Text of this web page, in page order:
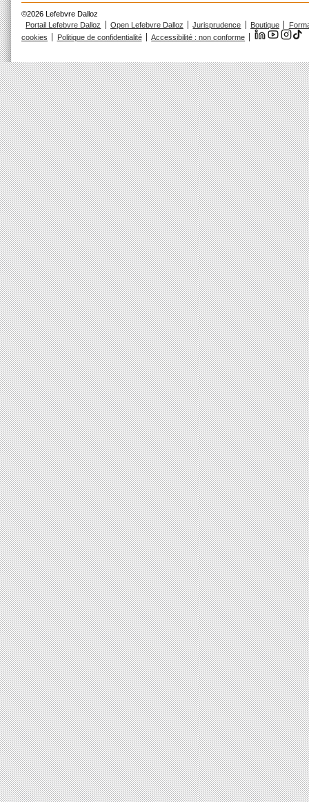
©2026 Lefebvre Dalloz
Portail Lefebvre Dalloz
Open Lefebvre Dalloz Jurisprudence Boutique
cookies
Politique de confidentialité Accessibilité : non conforme